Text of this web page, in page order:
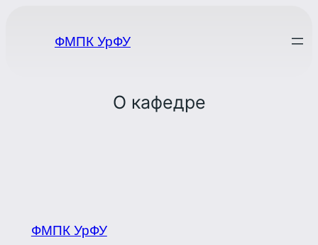
ФМПК УрФУ
О кафедре
ФМПК УрФУ